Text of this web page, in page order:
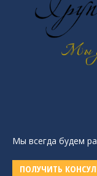
Мы всегда будем
ПОЛУЧИТЬ